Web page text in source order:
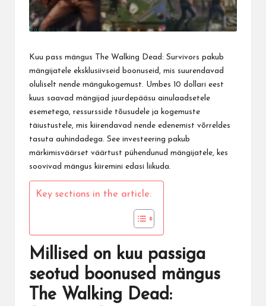
Kuu pass mängus The Walking Dead: Survivors pakub
mängijatele eksklusiivseid boonuseid, mis suurendavad
oluliselt nende mängukogemust. Umbes 10 dollari eest
kuus saavad mängijad juurdepääsu ainulaadsetele
esemetega, ressursside tõusudele ja kogemuste
täiustustele, mis kiirendavad nende edenemist võrreldes
tasuta auhindadega. See investeering pakub
märkimisväärset väärtust pühendunud mängijatele, kes
soovivad mängus kiiremini edasi liikuda.
Key sections in the article:
Millised on kuu passiga
seotud boonused mängus
The Walking Dead: